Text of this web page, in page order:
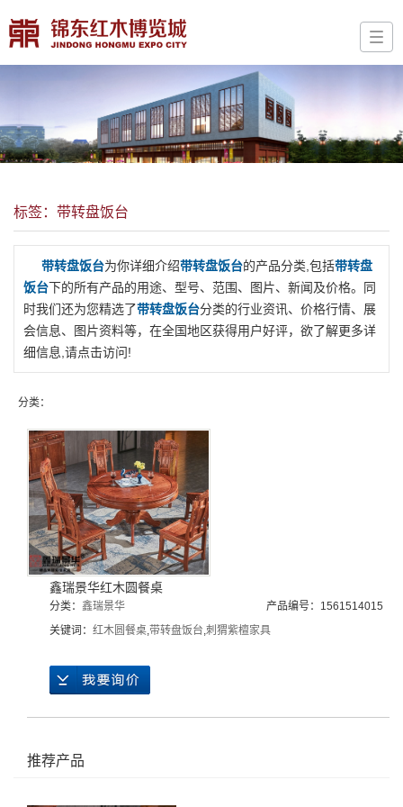
标签：带转盘饭台
带转盘饭台为你详细介绍带转盘饭台的产品分类,包括带转盘
饭台下的所有产品的用途、型号、范围、图片、新闻及价格。同
时我们还为您精选了带转盘饭台分类的行业资讯、价格行情、展
会信息、图片资料等，在全国地区获得用户好评，欲了解更多详
细信息,请点击访问!
分类：
鑫瑞景华红木圆餐桌
分类： 鑫瑞景华
产品编号：1561514015
关键词： 红木圆餐桌,带转盘饭台,刺猬紫檀家具
推荐产品